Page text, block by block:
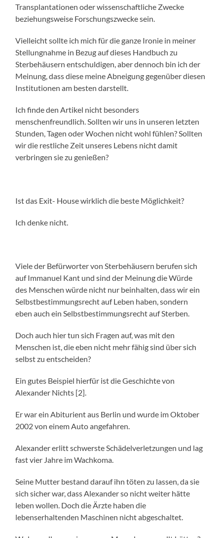
Transplantationen oder wissenschaftliche Zwecke
beziehungsweise Forschungszwecke sein.
Vielleicht sollte ich mich für die ganze Ironie in meiner
Stellungnahme in Bezug auf dieses Handbuch zu
Sterbehäusern entschuldigen, aber dennoch bin ich der
Meinung, dass diese meine Abneigung gegenüber diesen
Institutionen am besten darstellt.
Ich finde den Artikel nicht besonders
menschenfreundlich. Sollten wir uns in unseren letzten
Stunden, Tagen oder Wochen nicht wohl fühlen? Sollten
wir die restliche Zeit unseres Lebens nicht damit
verbringen sie zu genießen?
Ist das Exit- House wirklich die beste Möglichkeit?
Ich denke nicht.
Viele der Befürworter von Sterbehäusern berufen sich
auf Immanuel Kant und sind der Meinung die Würde
des Menschen würde nicht nur beinhalten, dass wir ein
Selbstbestimmungsrecht auf Leben haben, sondern
eben auch ein Selbstbestimmungsrecht auf Sterben.
Doch auch hier tun sich Fragen auf, was mit den
Menschen ist, die eben nicht mehr fähig sind über sich
selbst zu entscheiden?
Ein gutes Beispiel hierfür ist die Geschichte von
Alexander Nichts [2].
Er war ein Abiturient aus Berlin und wurde im Oktober
2002 von einem Auto angefahren.
Alexander erlitt schwerste Schädelverletzungen und lag
fast vier Jahre im Wachkoma.
Seine Mutter bestand darauf ihn töten zu lassen, da sie
sich sicher war, dass Alexander so nicht weiter hätte
leben wollen. Doch die Ärzte haben die
lebenserhaltenden Maschinen nicht abgeschaltet.